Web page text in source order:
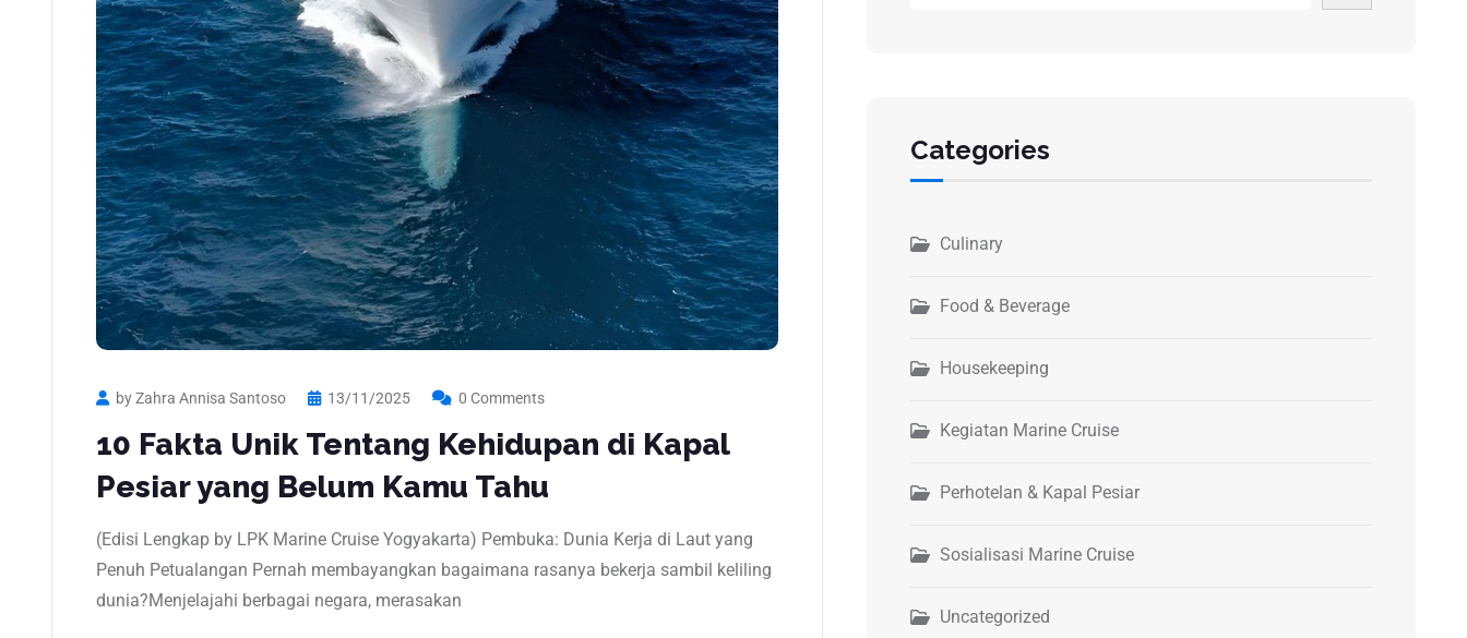
by Zahra Annisa Santoso 13/11/2025 0 Comments
10 Fakta Unik Tentang Kehidupan di Kapal
Pesiar yang Belum Kamu Tahu
(Edisi Lengkap by LPK Marine Cruise Yogyakarta) Pembuka: Dunia Kerja di Laut yang
Penuh Petualangan Pernah membayangkan bagaimana rasanya bekerja sambil keliling
dunia?Menjelajahi berbagai negara, merasakan
Categories
Culinary
Food & Beverage
Housekeeping
Kegiatan Marine Cruise
Perhotelan & Kapal Pesiar
Sosialisasi Marine Cruise
Uncategorized